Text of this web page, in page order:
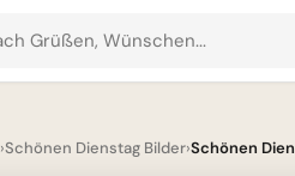
›Schönen Dienstag Bilder›Schönen